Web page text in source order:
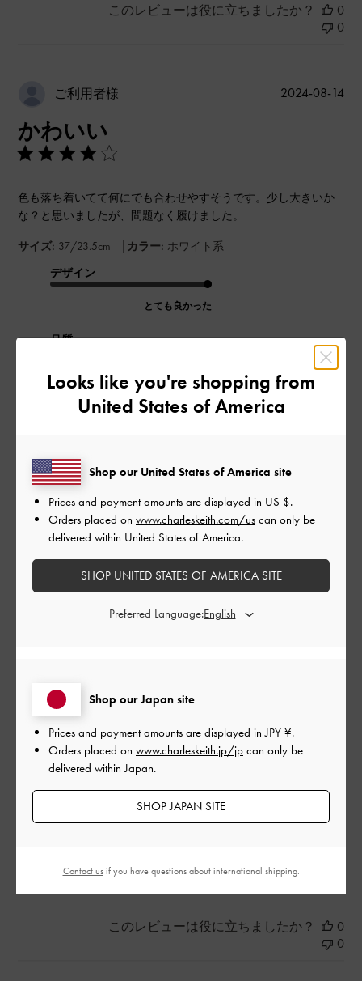
このレビューは役に立ちましたか？
0
0
ご利用者様
かわいい
色も落ち着いてて何にでも合わせやすそうです。少し大きいか
な？と思いましたが、問題なく履けました。
サイズ: 37/23.5cm | カラー: ホワイト系
デザイン
とても良かった
品質
良かった
もっと見る
公
2024-08-14
このレビューは役に立ちましたか？
デザインが可愛い！
サイズ: 37/23.5cm |カラー: ブラック系
デザイン
もっと見る
このレビューは役に立ちましたか？
0
0
Looks like you're shopping from
United States of America
Shop our Japan site
Prices and payment amounts are displayed inJPY ¥.
Orders placed on www.charleskeith.jp/jp can only be
delivered within Japan.
SHOP JAPAN SITE
Shop our United States of America site
Prices and payment amounts are displayed in US $.
Orders placed on www.charleskeith.com/us can only be
delivered within United States of America.
SHOP UNITED STATES OF AMERICA SITE
Preferred Language:
Contact usif you have questions about international shipping.